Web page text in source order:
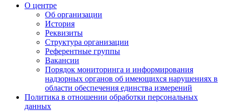
О центре
Об организации
История
Реквизиты
Структура организации
Референтные группы
Вакансии
Порядок мониторинга и информирования
надзорных органов об имеющихся нарушениях в
области обеспечения единства измерений
Политика в отношении обработки персональных
данных